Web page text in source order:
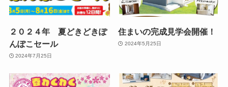
２０２４年 夏どきどきぽ
んぽこセール
2024年7月25日
住まいの完成見学会開催！
2024年5月25日